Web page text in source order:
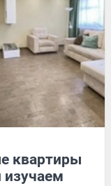
квартиры